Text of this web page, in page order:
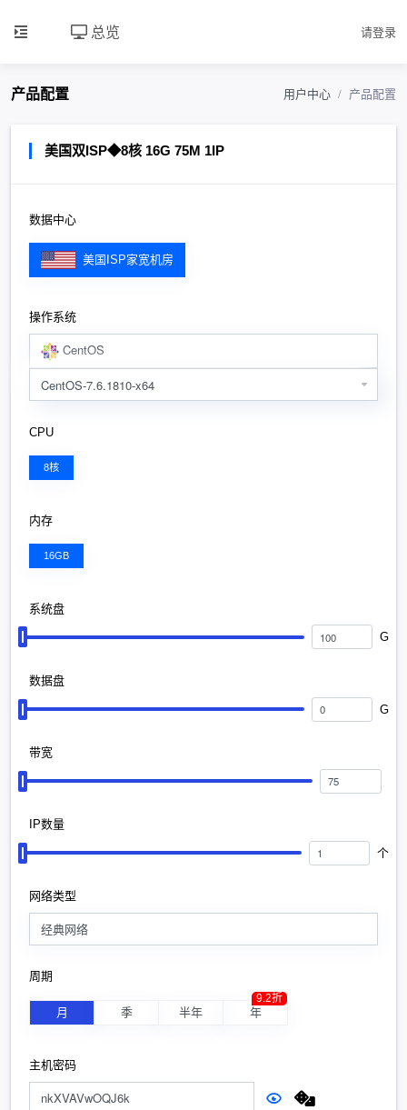
总览 请登录
产品配置 用户中心 产品配置
美国双ISP◆8核 16G 75M 1IP
数据中心
美国ISP家宽机房
操作系统
CentOS
CPU
8核
内存
16GB
系统盘
G
数据盘
G
带宽
IP数量
个
网络类型
经典网络
周期
月 季 半年 年
9.2折
主机密码